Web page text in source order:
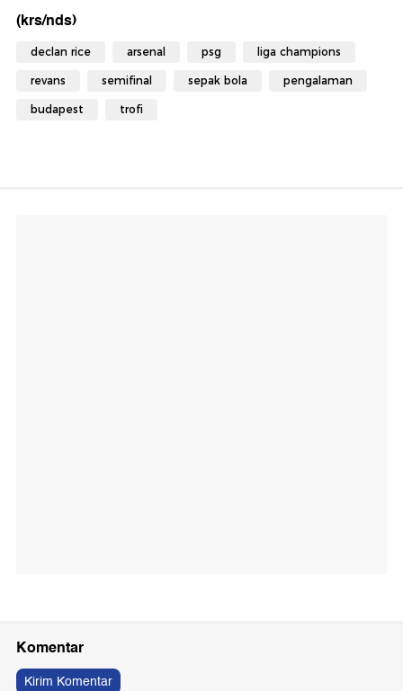
(krs/nds)
declan rice arsenal psg liga champions
revans semifinal sepak bola pengalaman
budapest trofi
Komentar
Kirim Komentar